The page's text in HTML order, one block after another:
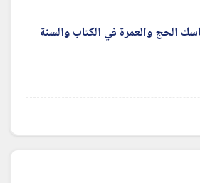
الحج والعمرة في الكتاب والسنة